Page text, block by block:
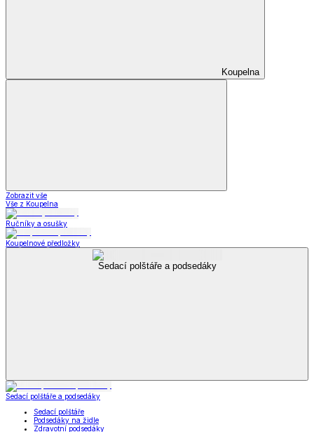
Koupelna
Zobrazit vše
Vše z Koupelna
Ručníky a osušky
Koupelnové předložky
Sedací polštáře a podsedáky
Sedací polštáře a podsedáky
Sedací polštáře
Podsedáky na židle
Zdravotní podsedáky